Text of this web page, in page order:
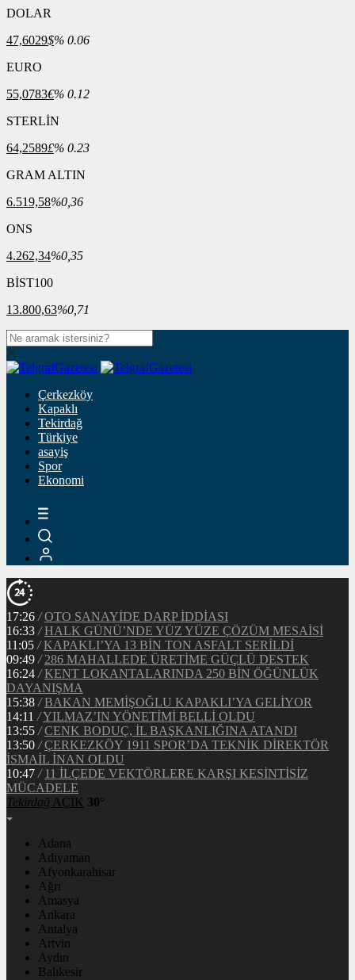
DOLAR
47,6029$% 0.06
EURO
55,0783€% 0.12
STERLİN
64,2589£% 0.23
GRAM ALTIN
6.519,58%0,36
ONS
4.262,34%0,35
BİST100
13.800,63%0,71
Çerkezköy
Kapaklı
Tekirdağ
Türkiye
asayiş
Spor
Ekonomi
17:26 / OTO SANAYİDE DARP İDDİASI
16:33 / HALK GÜNÜ’NDE YÜZ YÜZE ÇÖZÜM MESAİSİ
11:05 / KAPAKLI’YA 13 BİN TON ASFALT SERİLDİ
09:49 / 286 MAHALLEDE ÜRETİME GÜÇLÜ DESTEK
16:24 / KENT LOKANTALARINDA 250 BİN ÖĞÜNLÜK
DAYANIŞMA
15:38 / BAKAN MEMİŞOĞLU KAPAKLI’YA GELİYOR
14:11 /YILMAZ’IN YÖNETİMİ BELLİ OLDU
13:55 / CENK BODUÇ, İL BAŞKANLIĞINA ATANDI
13:50 / ÇERKEZKÖY 1911 SPOR’DA TEKNİK DİREKTÖR
İSMAİL İNAN OLDU
10:47 / 11 İLÇEDE VEKTÖRLERE KARŞI KESİNTİSİZ
MÜCADELE
Tekirdağ AÇIK 30°
Adana
Adıyaman
Afyonkarahisar
Ağrı
Amasya
Ankara
Antalya
Artvin
Aydın
Balıkesir